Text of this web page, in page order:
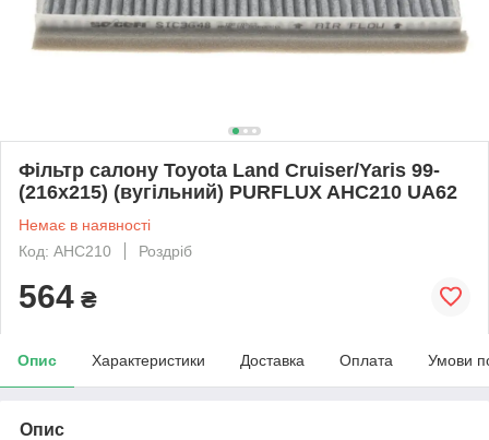
Фільтр салону Toyota Land Cruiser/Yaris 99-
(216x215) (вугільний) PURFLUX AHC210 UA62
Немає в наявності
Код: AHC210
Роздріб
564 ₴
Опис Характеристики Доставка Оплата Умови
Опис